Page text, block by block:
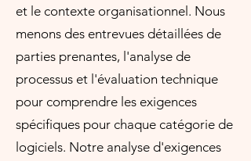
et le contexte organisationnel. Nous
menons des entrevues détaillées de
parties prenantes, l'analyse de
processus et l'évaluation technique
pour comprendre les exigences
spécifiques pour chaque catégorie de
logiciels. Notre analyse d'exigences